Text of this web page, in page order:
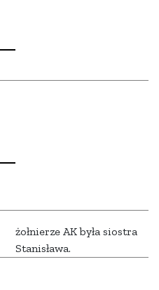
żołnierze AK była siostra
Stanisława.